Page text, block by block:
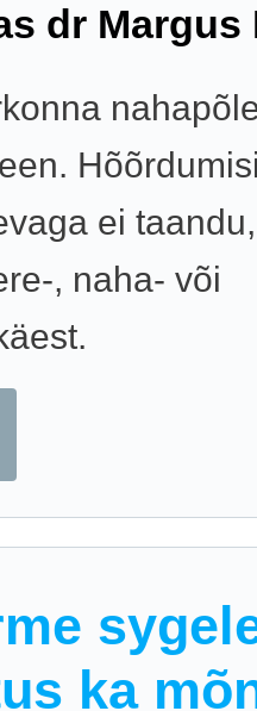
dr Margus
ei
, naha- või
ka